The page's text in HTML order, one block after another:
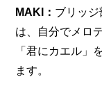
MAKI： ブリッ
は、自分でメロ
「君にカエル」
ます。